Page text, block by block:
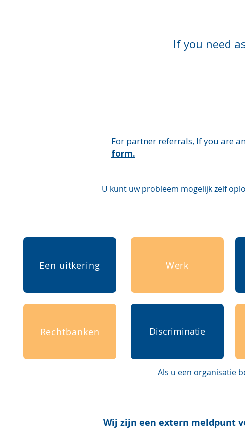
If you need
For partner referrals, If you are
form.
U kunt uw probleem mogelijk zelf
Een uitkering Werk
Rechtbanken Discriminatie
Als u een organisatie
Wij zijn een extern meldpunt